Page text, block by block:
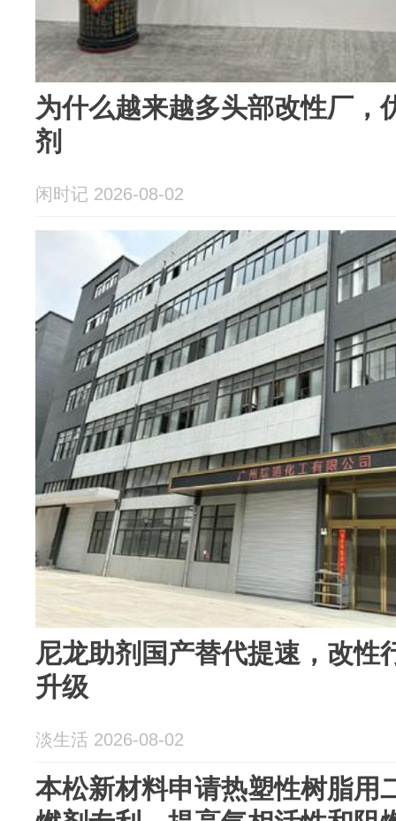
为什么越来越多头部改性厂，
剂
闲时记 2026-08-02
尼龙助剂国产替代提速，改性
升级
淡生活 2026-08-02
本松新材料申请热塑性树脂用